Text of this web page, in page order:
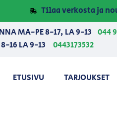
Tilaa verkosta ja
MA-PE 8-17, LA 9-13 044
16 LA 9-13
0443173532
ETUSIVU TARJOUKSET